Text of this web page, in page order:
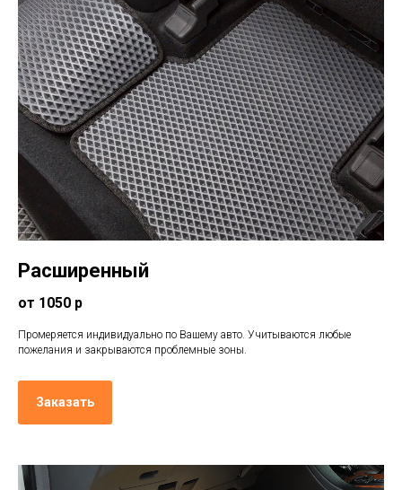
Расширенный
от 1050 р
Промеряется индивидуально по Вашему авто. Учитываются любые
пожелания и закрываются проблемные зоны.
Заказать